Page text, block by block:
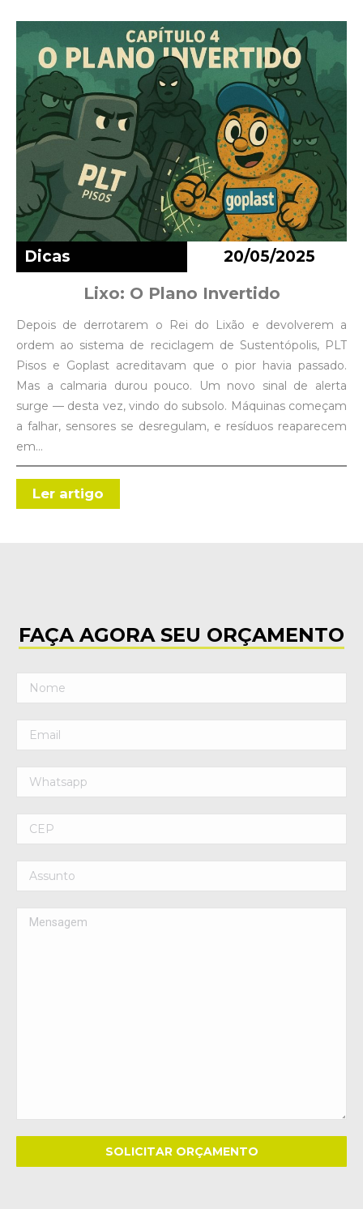
Lixo: O Plano Invertido
Dicas 20/05/2025
Depois de derrotarem o Rei do Lixão e devolverem a
ordem ao sistema de reciclagem de Sustentópolis, PLT
Pisos e Goplast acreditavam que o pior havia passado.
Mas a calmaria durou pouco. Um novo sinal de alerta
surge — desta vez, vindo do subsolo. Máquinas começam
a falhar, sensores se desregulam, e resíduos reaparecem
em…
Ler artigo
FAÇA AGORA SEU ORÇAMENTO